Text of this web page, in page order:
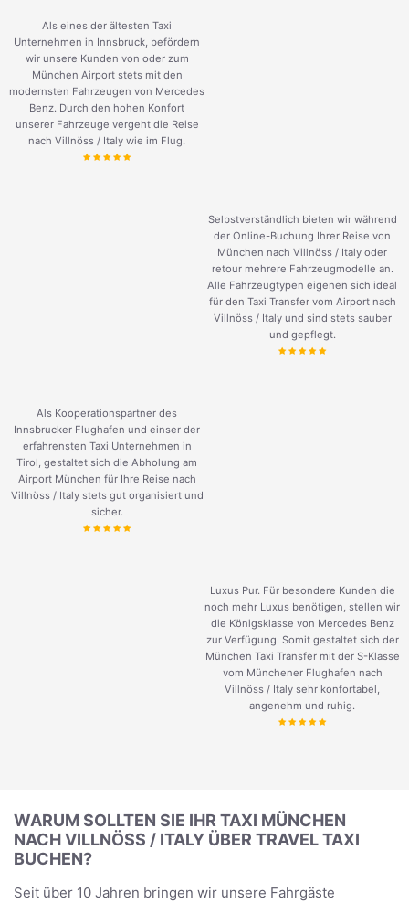
Als eines der ältesten Taxi
Unternehmen in Innsbruck, befördern
wir unsere Kunden von oder zum
München Airport stets mit den
modernsten Fahrzeugen von Mercedes
Benz. Durch den hohen Konfort
unserer Fahrzeuge vergeht die Reise
nach Villnöss / Italy wie im Flug.
Selbstverständlich bieten wir während
der Online-Buchung Ihrer Reise von
München nach Villnöss / Italy oder
retour mehrere Fahrzeugmodelle an.
Alle Fahrzeugtypen eigenen sich ideal
für den Taxi Transfer vom Airport nach
Villnöss / Italy und sind stets sauber
und gepflegt.
Als Kooperationspartner des
Innsbrucker Flughafen und einser der
erfahrensten Taxi Unternehmen in
Tirol, gestaltet sich die Abholung am
Airport München für Ihre Reise nach
Villnöss / Italy stets gut organisiert und
sicher.
Luxus Pur. Für besondere Kunden die
noch mehr Luxus benötigen, stellen wir
die Königsklasse von Mercedes Benz
zur Verfügung. Somit gestaltet sich der
München Taxi Transfer mit der S-Klasse
vom Münchener Flughafen nach
Villnöss / Italy sehr konfortabel,
angenehm und ruhig.
WARUM SOLLTEN SIE IHR TAXI MÜNCHEN
NACH VILLNÖSS / ITALY ÜBER TRAVEL TAXI
BUCHEN?
Seit über 10 Jahren bringen wir unsere Fahrgäste